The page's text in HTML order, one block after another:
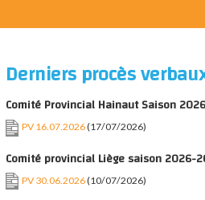
Derniers procès
Comité Provincial Hainaut Saison
PV 16.07.2026(17/07/2026)
Comité provincial Liège saison 2026-
PV 30.06.2026(10/07/2026)